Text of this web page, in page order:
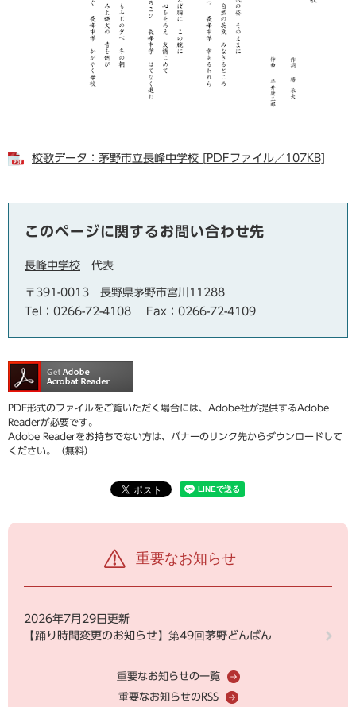
校歌データ：茅野市立長峰中学校 [PDFファイル／107KB]
このページに関するお問い合わせ先
長峰中学校 代表
〒391-0013
長野県茅野市宮川11288
Tel：0266-72-4108
Fax：0266-72-4109
PDF形式のファイルをご覧いただく場合には、Adobe社が提供するAdobe
Readerが必要です。
Adobe Readerをお持ちでない方は、バナーのリンク先からダウンロードして
ください。（無料）
重要なお知らせ
2026年7月29日更新
【踊り時間変更のお知らせ】第49回茅野どんばん
重要なお知らせの一覧
重要なお知らせのRSS